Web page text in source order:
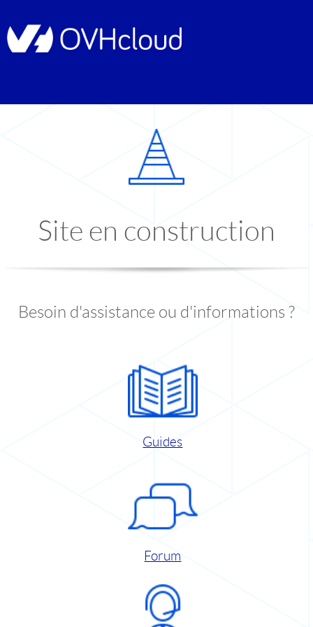
Site en construction
Besoin d'assistance ou d'informations ?
Guides
Forum